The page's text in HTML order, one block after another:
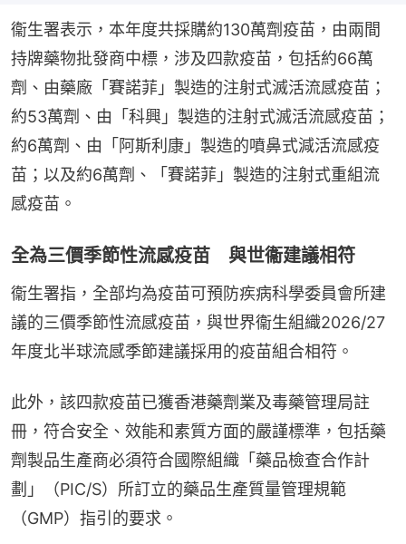
衞生署表示，本年度共採購約130萬劑疫苗，由兩間
持牌藥物批發商中標，涉及四款疫苗，包括約66萬
劑、由藥廠「賽諾菲」製造的注射式滅活流感疫苗；
約53萬劑、由「科興」製造的注射式滅活流感疫苗；
約6萬劑、由「阿斯利康」製造的噴鼻式減活流感疫
苗；以及約6萬劑、「賽諾菲」製造的注射式重組流
感疫苗。
全為三價季節性流感疫苗 與世衞建議相符
衞生署指，全部均為疫苗可預防疾病科學委員會所建
議的三價季節性流感疫苗，與世界衞生組織2026/27
年度北半球流感季節建議採用的疫苗組合相符。
此外，該四款疫苗已獲香港藥劑業及毒藥管理局註
冊，符合安全、效能和素質方面的嚴謹標準，包括藥
劑製品生產商必須符合國際組織「藥品檢查合作計
劃」（PIC/S）所訂立的藥品生產質量管理規範
（GMP）指引的要求。